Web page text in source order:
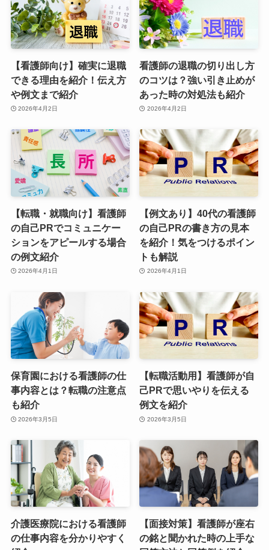
【看護師向け】確実に退職
できる理由を紹介！伝え方
や例文まで紹介
2026年4月2日
看護師の退職の切り出し方
のコツは？強い引き止めが
あった時の対処法も紹介
2026年4月2日
【転職・就職向け】看護師
の自己PRでコミュニケー
ションをアピールする場合
の例文紹介
2026年4月1日
【例文あり】40代の看護師
の自己PRの書き方の見本
を紹介！気をつけるポイン
トも解説
2026年4月1日
保育園における看護師の仕
事内容とは？転職の注意点
も紹介
2026年3月5日
【転職活動用】看護師が自
己PRで思いやりを伝える
例文を紹介
2026年3月5日
介護医療院における看護師
の仕事内容を分かりやすく
【面接対策】看護師が座右
の銘と聞かれた時の上手な